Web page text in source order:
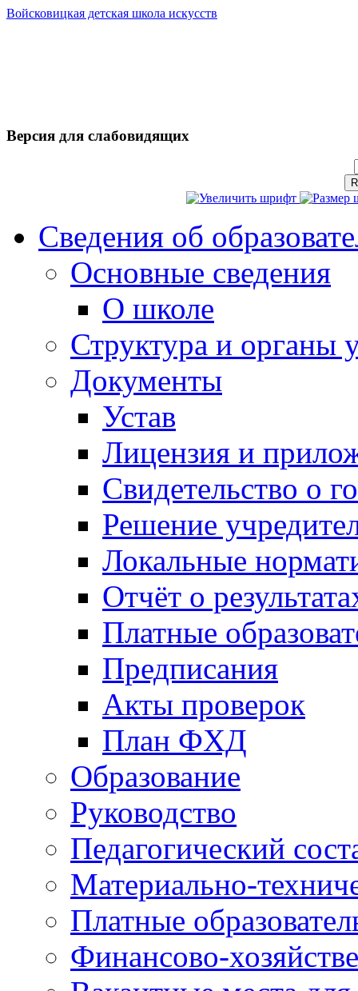
Войсковицкая детская школа искусств
Версия для слабовидящих
Сведения об
Основные сведения
О школе
Структура и органы
Документы
Устав
Лицензия и
Свидетельство о
Решение
Локальные
Отчёт о
Платные
Предписания
Акты проверок
План ФХД
Образование
Руководство
Педагогический
Материально-
Платные
Финансово-